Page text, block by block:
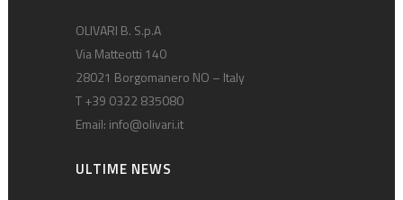
OLIVARI B. S.p.A
Via Matteotti 140
28021 Borgomanero NO – Italy
T +39 0322 835080
Email: info@olivari.it
ULTIME NEWS